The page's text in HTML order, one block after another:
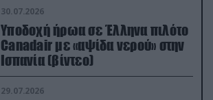
30.07.2026
Υποδοχή ήρωα σε Έλληνα πιλότο
Canadair με «αψίδα νερού» στην
Ισπανία (βίντεο)
29.07.2026